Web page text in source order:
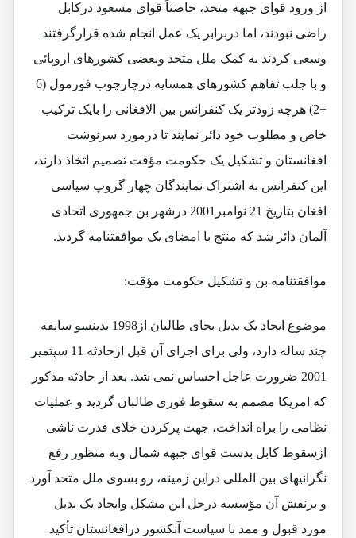
از ورود قوای جبهه متحد،‌ خاصتاً قوای مسعود درکابل
راضی نبودند، اما دربرابر یک عمل انجام شده قرارگرفتند
وسعی کردند به کمک ملل متحد وبعضی کشورهای اروپائی
و با جلب تفاهم کشورهای همسایه درچارچوب فورمول (6
+2) هرچه زودتر یک کنفرانس بین الافغانی را بایک ترکیب
خاص و مطلوب خود دائر نمایند تا درمورد سرنوشت
افغانستان و تشکیل یک حکومت مؤقت تصمیم اتخاذ دارند،
این کنفرانس به اشتراک نمایندگان چهار گروپ سیاسی
افغان بتاریخ 21 نوامبر2001 درشهر بن جمهوری اتحادی
آلمان دائر شد که منتج با امضای یک موافقتنامه گردید.
موافقتنامه بن و تشکیل حکومت مؤقت:
موضوع ایجاد یک بدیل بجای طالبان از1998 بدینسو سابقه
چند ساله دارد، ولی برای اجرای آن قبل ازحادثه 11 سپتمیر
2001 ضرورت عاجل احساس نمی شد. بعد از حادثه مذکور
که امریکا مصمم به سقوط فوری طالبان گردید و عملیات
نظامی را براه انداخت، جهت پرکردن خلای قدرت ناشی
ازسقوط کابل بدست قوای جبهه شمال وبه منظور رفع
نگرانیهای بین المللی دراین زمینه، رو بسوی ملل متحد آورد
و برنقش آن مؤسسه درحل این مشکل وایجاد یک بدیل
مورد قبول و ممد با سیاست آنکشور درافغانستان تأکید